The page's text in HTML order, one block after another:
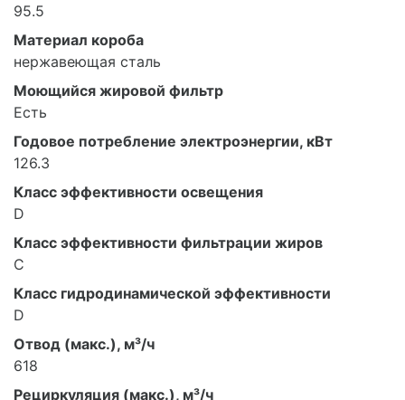
95.5
Материал короба
нержавеющая сталь
Моющийся жировой фильтр
Есть
Годовое потребление электроэнергии, кВт
126.3
Класс эффективности освещения
D
Класс эффективности фильтрации жиров
C
Класс гидродинамической эффективности
D
Отвод (макс.), м³/ч
618
Рециркуляция (макс.), м³/ч